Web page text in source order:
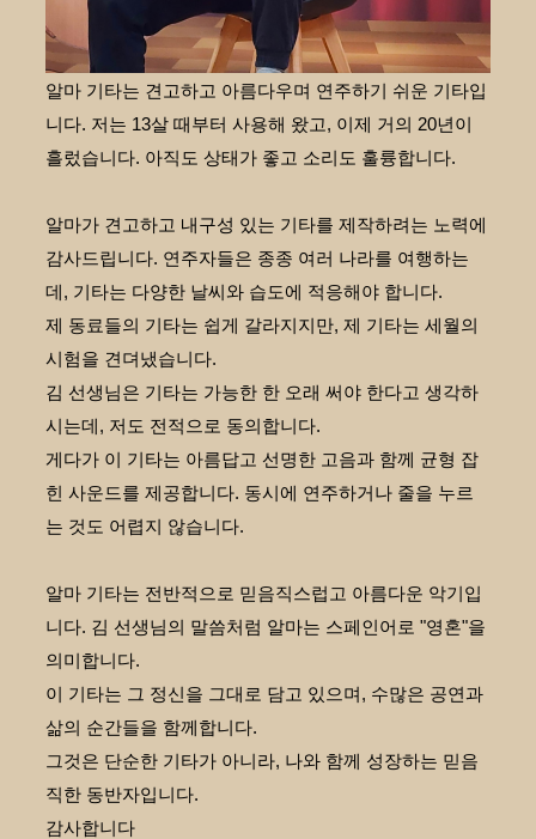
알마 기타는 견고하고 아름다우며 연주하기 쉬운 기타입
니다. 저는 13살 때부터 사용해 왔고, 이제 거의 20년이
흘렀습니다. 아직도 상태가 좋고 소리도 훌륭합니다.
알마가 견고하고 내구성 있는 기타를 제작하려는 노력에
감사드립니다. 연주자들은 종종 여러 나라를 여행하는
데, 기타는 다양한 날씨와 습도에 적응해야 합니다.
제 동료들의 기타는 쉽게 갈라지지만, 제 기타는 세월의
시험을 견뎌냈습니다.
김 선생님은 기타는 가능한 한 오래 써야 한다고 생각하
시는데, 저도 전적으로 동의합니다.
게다가 이 기타는 아름답고 선명한 고음과 함께 균형 잡
힌 사운드를 제공합니다. 동시에 연주하거나 줄을 누르
는 것도 어렵지 않습니다.
알마 기타는 전반적으로 믿음직스럽고 아름다운 악기입
니다. 김 선생님의 말씀처럼 알마는 스페인어로 "영혼"을
의미합니다.
이 기타는 그 정신을 그대로 담고 있으며, 수많은 공연과
삶의 순간들을 함께합니다.
그것은 단순한 기타가 아니라, 나와 함께 성장하는 믿음
직한 동반자입니다.
감사합니다